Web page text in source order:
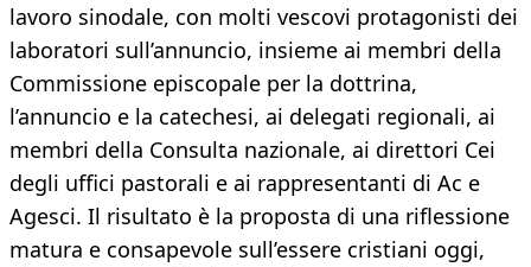
lavoro sinodale, con molti vescovi protagonisti dei
laboratori sull’annuncio, insieme ai membri della
Commissione episcopale per la dottrina,
l’annuncio e la catechesi, ai delegati regionali, ai
membri della Consulta nazionale, ai direttori Cei
degli uffici pastorali e ai rappresentanti di Ac e
Agesci. Il risultato è la proposta di una riflessione
matura e consapevole sull’essere cristiani oggi,